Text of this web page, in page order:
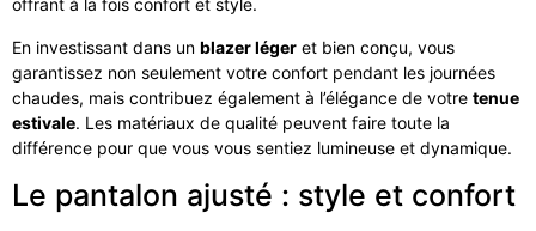
offrant à la fois confort et style.
En investissant dans un blazer léger et bien conçu, vous
garantissez non seulement votre confort pendant les journées
chaudes, mais contribuez également à l’élégance de votre tenue
estivale. Les matériaux de qualité peuvent faire toute la
différence pour que vous vous sentiez lumineuse et dynamique.
Le pantalon ajusté : style et confort